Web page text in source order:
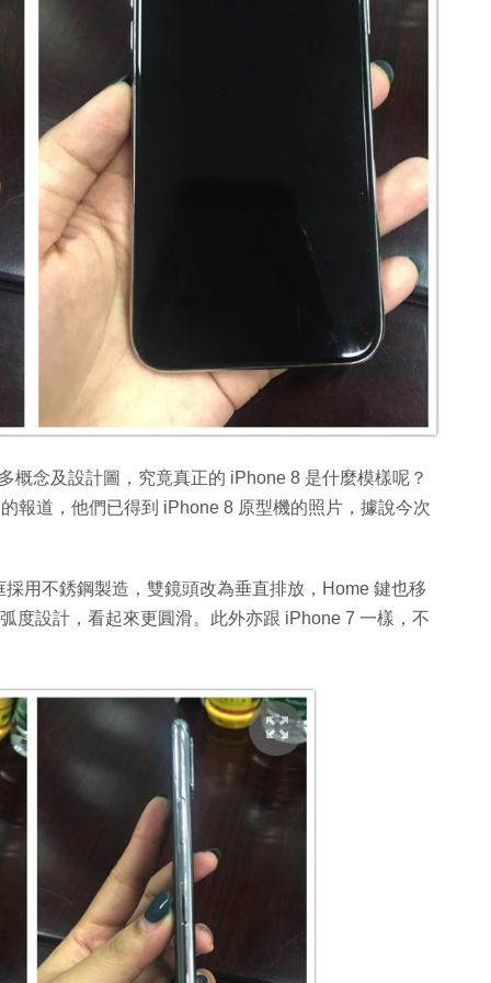
概念及設計圖，究竟真正的 iPhone 8 是什麼模樣呢？
報道，他們已得到 iPhone 8 原型機的照片，據說今次
用不銹鋼製造，雙鏡頭改為垂直排放，Home 鍵也移
度設計，看起來更圓滑。此外亦跟 iPhone 7 一樣，不